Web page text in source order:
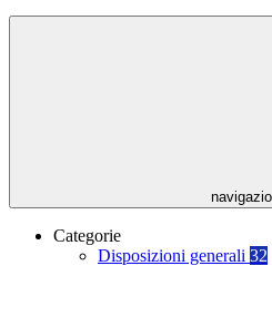
Categorie
Disposizioni generali 32